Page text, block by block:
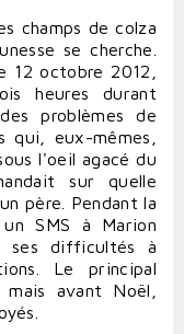
champs de colza
se cherche.
12 octobre 2012,
heures durant
problèmes de
eux-mêmes,
l'oeil agacé du
sur quelle
père. Pendant la
SMS à Marion
ses difficultés à
Le principal
avant Noël,